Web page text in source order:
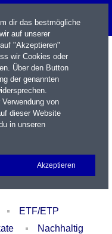
Login
ETF/ETP
Nachhaltig
dir das bestmögliche
auf unserer
"Akzeptieren"
wir Cookies oder
Über den Button
der genannten
von
dieser Website
in unseren
Akzeptieren